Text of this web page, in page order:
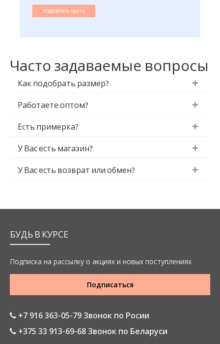
Часто задаваемые вопросы
Как подобрать размер?
Работаете оптом?
Есть примерка?
У Вас есть магазин?
У Вас есть возврат или обмен?
БУДЬ В КУРСЕ
Подписка на рассылку о акциях и новых поступлениях
Подписаться
+7 916 363-05-79 Звонок по Росии
+375 33 913-69-68 Звонок по Беларуси